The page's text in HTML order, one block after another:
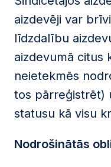
aizdevēji var
līdzdalību
aizdevumā citus
neietekmēs
tos pārreģistrēt)
statusu kā visu
Nodrošinātās